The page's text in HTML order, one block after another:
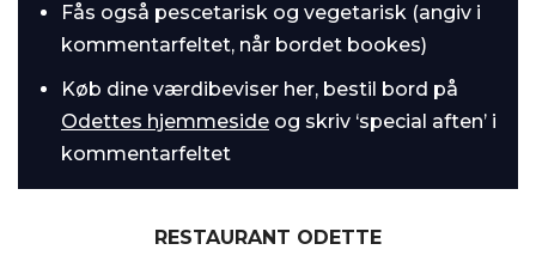
Fås også pescetarisk og vegetarisk (angiv i
kommentarfeltet, når bordet bookes)
Køb dine værdibeviser her, bestil bord på
Odettes hjemmeside og skriv ‘special aften’ i
kommentarfeltet
RESTAURANT ODETTE